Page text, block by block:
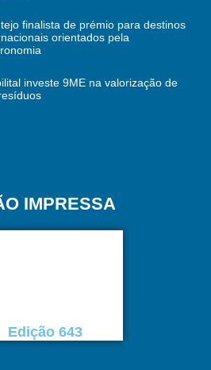
finalista de prémio para destinos
orientados pela
investe 9ME na valorização de
IMPRESSA
Edição 643